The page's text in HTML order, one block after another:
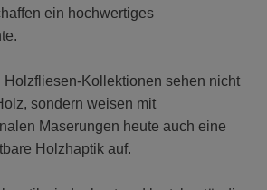
ein hochwertiges
Holzfliesen-Kollektionen sehen nicht
sondern weisen mit
Maserungen heute auch eine
Holzhaptik auf.